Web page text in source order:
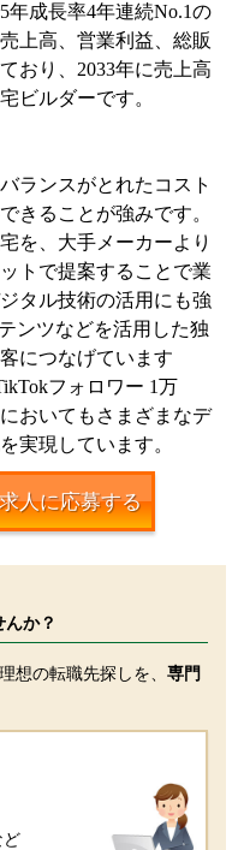
年成長率4年連続No.1の
上高、営業利益、総販
おり、2033年に売上高
ビルダーです。
ランスがとれたコスト
きることが強みです。
を、大手メーカーより
トで提案することで業
タル技術の活用にも強
ンツなどを活用した独
につなげています
フォロワー 1万
おいてもさまざまなデ
実現しています。
人に応募する
んか？
想の転職先探しを、 専門